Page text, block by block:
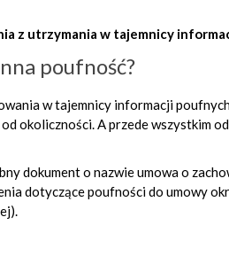
z utrzymania w tajemnicy
poufność?
w tajemnicy informacji
okoliczności. A przede wszystkim
dokumento nazwie umowa o
dotyczące poufności do umowy